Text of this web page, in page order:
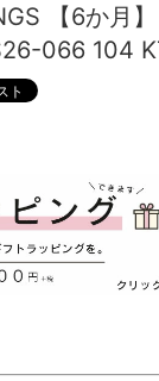
【6か月
066 104